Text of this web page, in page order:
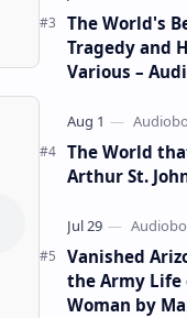
The World's
Tragedy and
Various –
The World
Arthur St.
Vanished
the Army Life
Woman by